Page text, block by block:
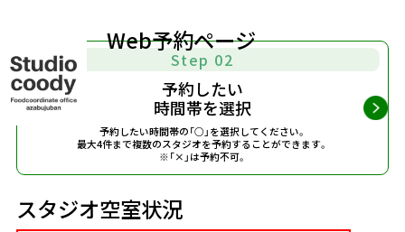
Web予約ページ
Step 02
予約したい
時間帯を選択
予約したい時間帯の「○」を選択してください。
最大4件まで複数のスタジオを予約することができます。
※「×」は予約不可。
スタジオ空室状況